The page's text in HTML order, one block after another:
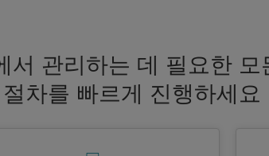
관리하는 데 필요한 모
차를 빠르게 진행하세요